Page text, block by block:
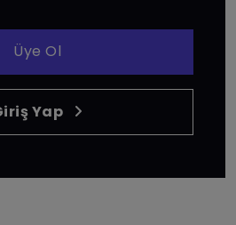
Üye Ol
Yap